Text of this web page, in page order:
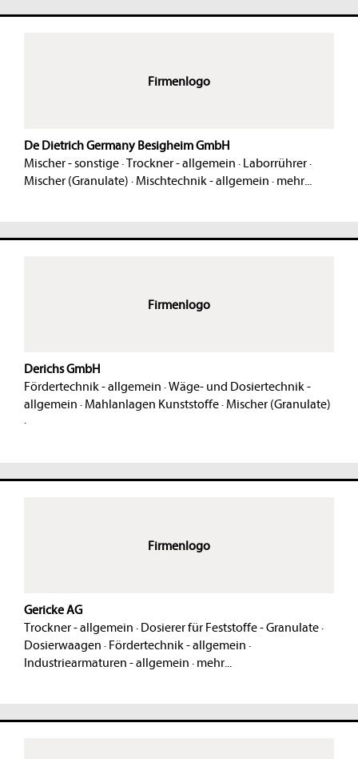
Firmenlogo
De Dietrich Germany Besigheim GmbH
Mischer - sonstige·Trockner - allgemein · Laborrührer·
Mischer (Granulate) · Mischtechnik - allgemein · mehr...
Firmenlogo
Derichs GmbH
Fördertechnik - allgemein ·Wäge- und Dosiertechnik -
allgemein · Mahlanlagen Kunststoffe· Mischer (Granulate)
·
Firmenlogo
Gericke AG
Trockner - allgemein · Dosierer für Feststoffe - Granulate·
Dosierwaagen · Fördertechnik - allgemein ·
Industriearmaturen - allgemein · mehr...